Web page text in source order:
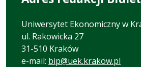
Uniwersytet Ekonomiczny w
ul. Rakowicka 27
31-510 Kraków
e-mail: bip@uek.krakow.pl